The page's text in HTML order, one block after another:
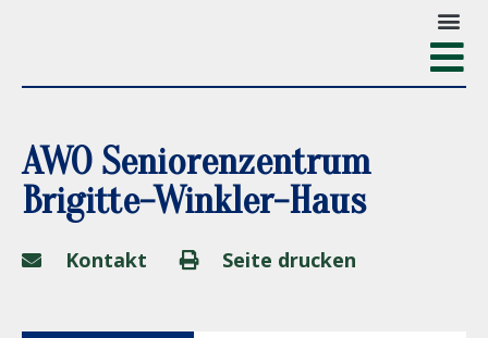
AWO Seniorenzentrum
Brigitte-Winkler-Haus
Kontakt Seite drucken